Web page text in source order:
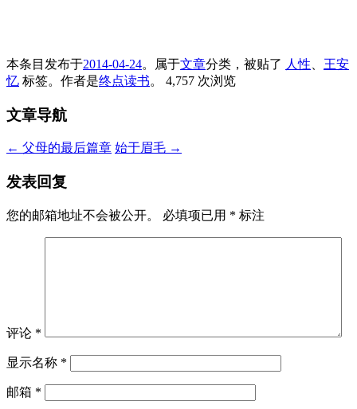
本条目发布于2014-04-24。属于文章分类，被贴了 人性
王安
忆 标签。 作者是终点读书。 4,757 次浏览
文章导航
← 父母的最后篇章 始于眉毛 →
发表回复
您的邮箱地址不会被公开。 必填项已用 * 标注
评论 *
显示名称 *
邮箱 *